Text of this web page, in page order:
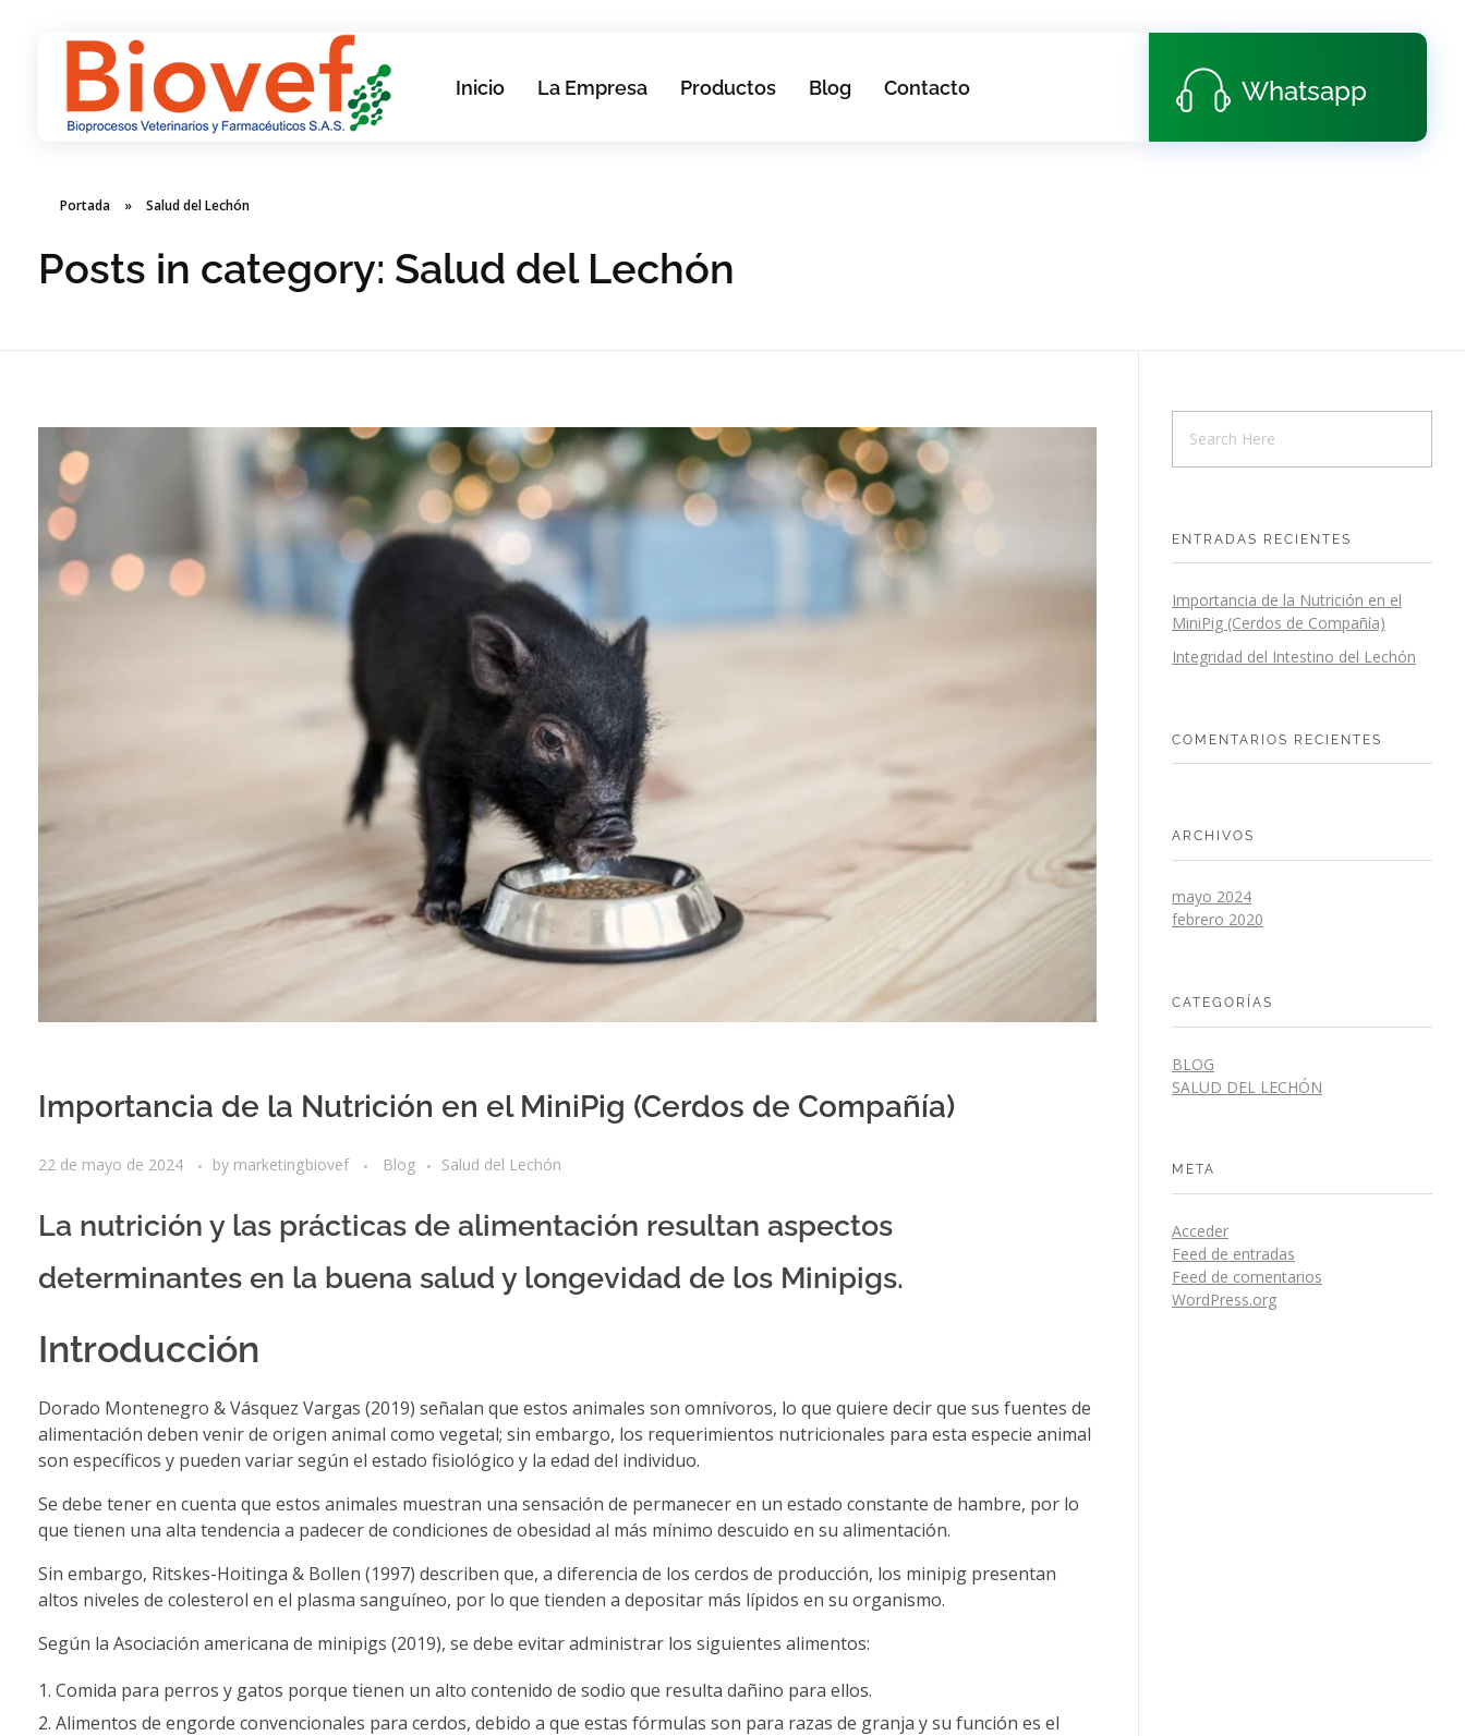
Inicio La Empresa Productos Blog Contacto Whatsapp
Portada » Salud del Lechón
Posts in category: Salud del Lechón
Importancia de la Nutrición en el MiniPig (Cerdos de Compañía)
22 de mayo de 2024 by marketingbiovef Blog Salud del Lechón
La nutrición y las prácticas de alimentación resultan aspectos
determinantes en la buena salud y longevidad de los Minipigs.
Introducción
Dorado Montenegro & Vásquez Vargas (2019) señalan que estos animales son omnívoros, lo que quiere decir que sus fuentes de
alimentación deben venir de origen animal como vegetal; sin embargo, los requerimientos nutricionales para esta especie animal
son específicos y pueden variar según el estado fisiológico y la edad del individuo.
Se debe tener en cuenta que estos animales muestran una sensación de permanecer en un estado constante de hambre, por lo
que tienen una alta tendencia a padecer de condiciones de obesidad al más mínimo descuido en su alimentación.
Sin embargo, Ritskes-Hoitinga & Bollen (1997) describen que, a diferencia de los cerdos de producción, los minipig presentan
altos niveles de colesterol en el plasma sanguíneo, por lo que tienden a depositar más lípidos en su organismo.
Según la Asociación americana de minipigs (2019), se debe evitar administrar los siguientes alimentos:
Comida para perros y gatos porque tienen un alto contenido de sodio que resulta dañino para ellos.
Alimentos de engorde convencionales para cerdos, debido a que estas fórmulas son para razas de granja y su función es el
ENTRADAS RECIENTES
Importancia de la Nutrición en el
MiniPig (Cerdos de Compañía)
Integridad del Intestino del Lechón
COMENTARIOS RECIENTES
ARCHIVOS
mayo 2024
febrero 2020
CATEGORÍAS
BLOG
SALUD DEL LECHÓN
META
Acceder
Feed de entradas
Feed de comentarios
WordPress.org